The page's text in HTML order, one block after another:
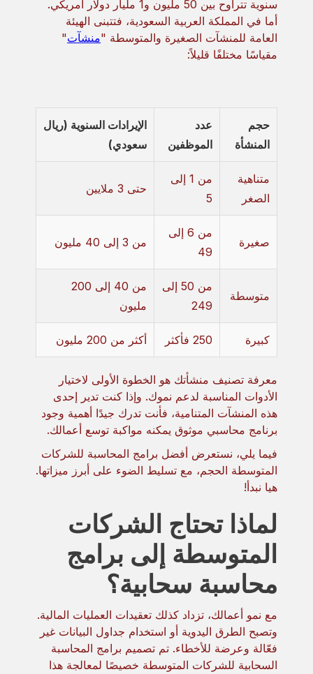
سنوية تتراوح بين 50 مليون و1 مليار دولار أمريكي.
أما في المملكة العربية السعودية، فتتبنى الهيئة
العامة للمنشآت الصغيرة والمتوسطة "منشآت"
مقياسًا مختلفًا قليلاً:
حجم
المنشأة
عدد
الموظفين
الإيرادات السنوية (ريال
سعودي)
متناهية
الصغر
من 1 إلى
5
حتى 3 ملايين
صغيرة
من 6 إلى
49
من 3 إلى 40 مليون
متوسطة
من 50 إلى
249
من 40 إلى 200
مليون
كبيرة 250 فأكثر أكثر من 200 مليون
معرفة تصنيف منشأتك هو الخطوة الأولى لاختيار
الأدوات المناسبة لدعم نموك. وإذا كنت تدير إحدى
هذه المنشآت المتنامية، فأنت تدرك جيدًا أهمية وجود
برنامج محاسبي موثوق يمكنه مواكبة توسع أعمالك.
فيما يلي، نستعرض أفضل برامج المحاسبة للشركات
المتوسطة الحجم، مع تسليط الضوء على أبرز ميزاتها.
هيا نبدأ!
لماذا تحتاج الشركات
المتوسطة إلى برامج
محاسبة سحابية؟
مع نمو أعمالك، تزداد كذلك تعقيدات العمليات المالية.
وتصبح الطرق اليدوية أو استخدام جداول البيانات غير
فعّالة وعرضة للأخطاء. تم تصميم برامج المحاسبة
السحابية للشركات المتوسطة خصيصًا لمعالجة هذا